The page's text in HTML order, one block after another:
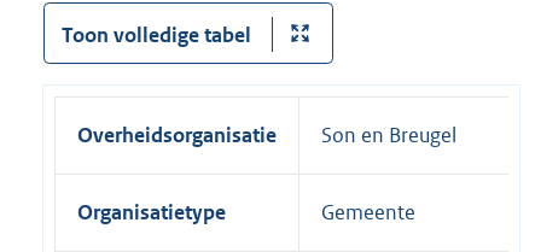
Toon volledige tabel
Overheidsorganisatie Son en Breugel
Organisatietype Gemeente